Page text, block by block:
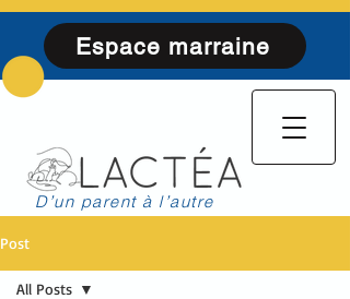
D’un parent à l’autre
Espace marraine
Post
All Posts